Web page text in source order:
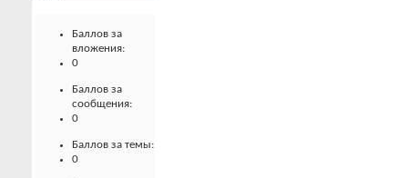
Баллов за
вложения:
0
Баллов за
сообщения:
0
Баллов за темы:
0